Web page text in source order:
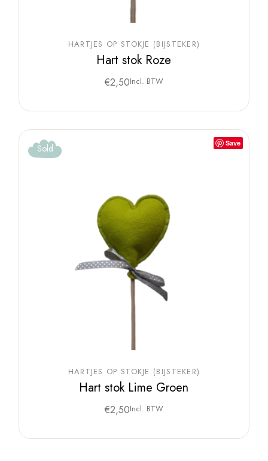
HARTJES OP STOKJE (BIJSTEKER)
Hart stok Roze
€2,50Incl. BTW
Save
Sold
HARTJES OP STOKJE (BIJSTEKER)
Hart stok Lime Groen
€2,50Incl. BTW